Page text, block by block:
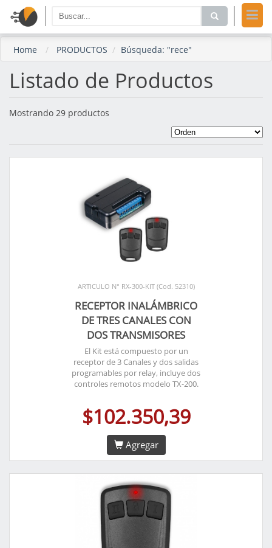
Home PRODUCTOS Búsqueda: "rece"
Listado de Productos
Mostrando 29 productos
ARTICULO N° RX-300-KIT (Cod. 52310)
RECEPTOR INALÁMBRICO
DE TRES CANALES CON
DOS TRANSMISORES
El Kit está compuesto por un
receptor de 3 Canales y dos salidas
programables por relay, incluye dos
controles remotos modelo TX-200.
$102.350,39
Agregar